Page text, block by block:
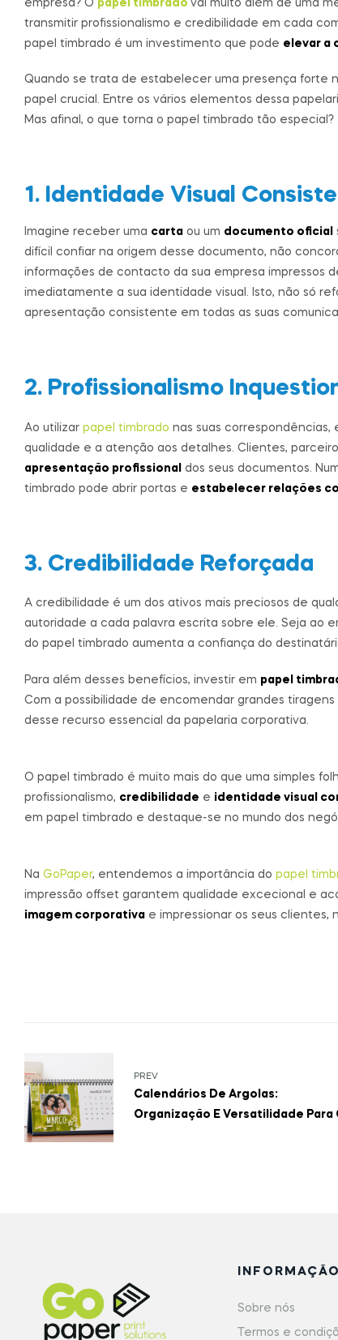
empresa? O papel timbrado vai muito além de uma
transmitir profissionalismo e credibilidade em cada
papel timbrado é um investimento que pode elevar a
Quando se trata de estabelecer uma presença forte
papel crucial. Entre os vários elementos dessa
Mas afinal, o que torna o papel timbrado tão especial?
1. Identidade Visual
Imagine receber uma carta ou um documento oficial
difícil confiar na origem desse documento, não
informações de contacto da sua empresa impressos
imediatamente a sua identidade visual. Isto, não só
apresentação consistente em todas as suas
2. Profissionalismo
Ao utilizar papel timbrado nas suas correspondências,
qualidade e a atenção aos detalhes. Clientes,
apresentação profissional
dos seus documentos.
timbrado pode abrir portas e estabelecer relações
3. Credibilidade Reforçada
A credibilidade é um dos ativos mais preciosos de
autoridade a cada palavra escrita sobre ele. Seja ao
do papel timbrado aumenta a confiança do
Para além desses benefícios, investir em papel
Com a possibilidade de encomendar grandes
desse recurso essencial da papelaria corporativa.
O papel timbrado é muito mais do que uma simples
profissionalismo, credibilidade e identidade visual
em papel timbrado e destaque-se no mundo dos
Na GoPaper, entendemos a importância do papel
impressão offset garantem qualidade excecional e
imagem corporativa e impressionar os seus clientes,
PREV
Calendários De Argolas:
Organização E Versatilidade Para
INFORMAÇÃO
Sobre nós
Termos e